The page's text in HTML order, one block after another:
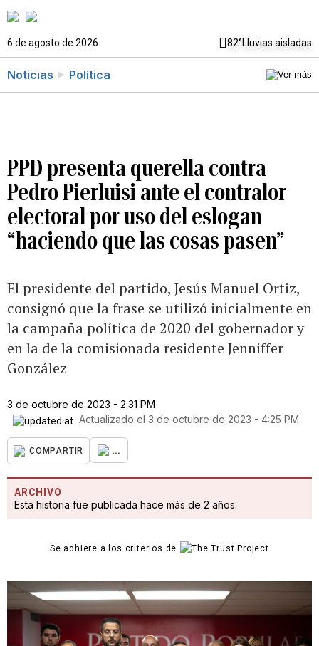
6 de agosto de 2026 82°Lluvias aisladas
Noticias Política
PPD presenta querella contra
Pedro Pierluisi ante el contralor
electoral por uso del eslogan
“haciendo que las cosas pasen”
El presidente del partido, Jesús Manuel Ortiz,
consignó que la frase se utilizó inicialmente en
la campaña política de 2020 del gobernador y
en la de la comisionada residente Jenniffer
González
3 de octubre de 2023 - 2:31 PM
Actualizado el 3 de octubre de 2023 - 4:25 PM
COMPARTIR ...
ARCHIVO
Esta historia fue publicada hace más de 2 años.
Se adhiere a los criterios de